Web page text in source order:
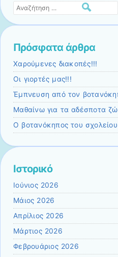
Αναζήτηση
Πρόσφατα άρθρα
Χαρούμενες διακοπές!!!
Οι γιορτές μας!!!
Έμπνευση από τον
Μαθαίνω για τα αδέσποτα
Ο βοτανόκηπος του
Ιστορικό
Ιούνιος 2026
Μάιος 2026
Απρίλιος 2026
Μάρτιος 2026
Φεβρουάριος 2026